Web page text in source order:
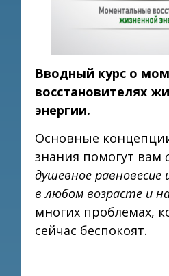
Вводный курс о
восстановителях
энергии.
Основные
знания помогут вам
душевное
в любом возрасте и
многих проблемах,
сейчас беспокоят.